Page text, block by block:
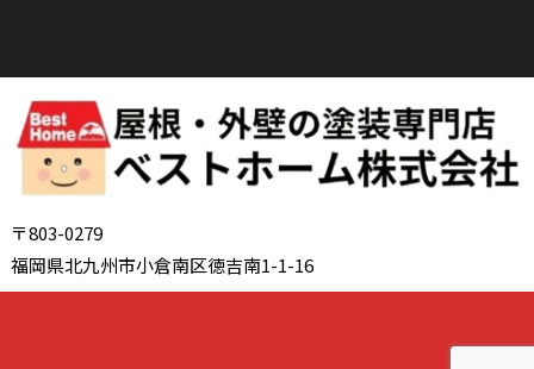
〒803-0279
福岡県北九州市小倉南区徳吉南1-1-16